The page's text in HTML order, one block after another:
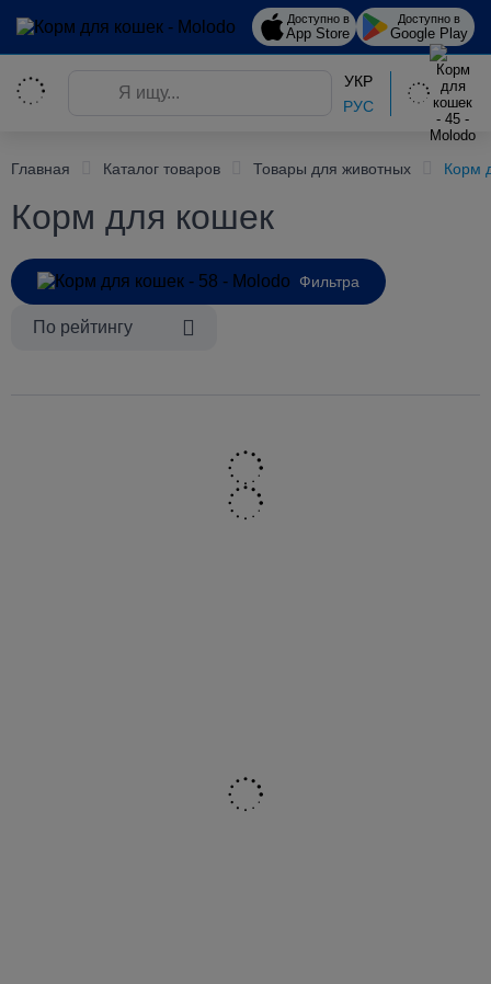
Доступно в
App Store
Доступно в
Google Play
УКР
РУС
Главная Каталог товаров Товары для животных Корм
Корм для кошек
Фильтра
По рейтингу